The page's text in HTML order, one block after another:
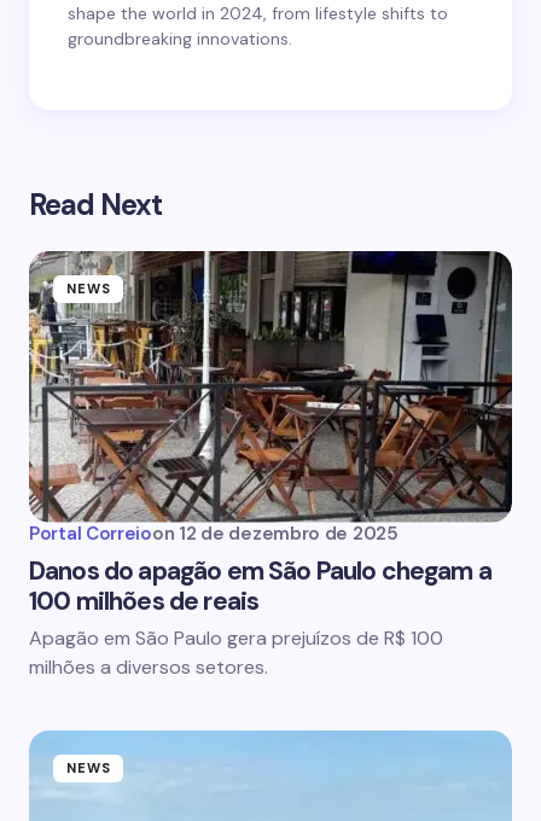
shape the world in 2024, from lifestyle shifts to
groundbreaking innovations.
Read Next
NEWS
Portal Correioon 12 de dezembro de 2025
Danos do apagão em São Paulo chegam a
100 milhões de reais
Apagão em São Paulo gera prejuízos de R$ 100
milhões a diversos setores.
NEWS